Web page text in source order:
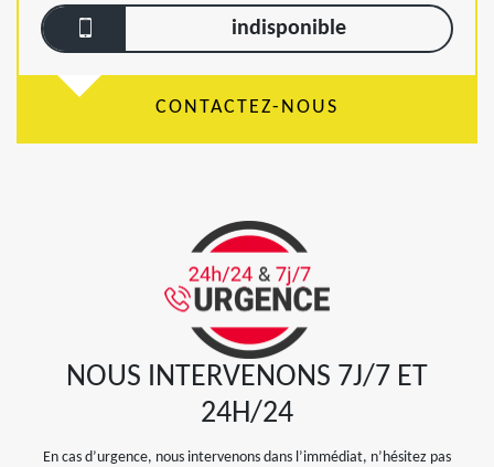
indisponible
CONTACTEZ-NOUS
NOUS INTERVENONS 7J/7 ET
24H/24
En cas d’urgence, nous intervenons dans l’immédiat, n’hésitez pas